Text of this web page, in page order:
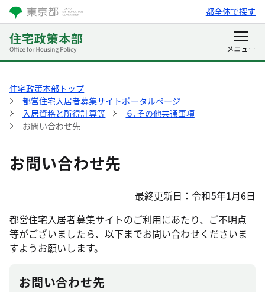
都全体で探す
住宅政策本部トップ
都営住宅入居者募集サイトポータルページ
入居資格と所得計算等
６.その他共通事項
お問い合わせ先
お問い合わせ先
最終更新日：令和5年1月6日
都営住宅入居者募集サイトのご利用にあたり、ご不明点
等がございましたら、以下までお問い合わせくださいま
すようお願いします。
お問い合わせ先